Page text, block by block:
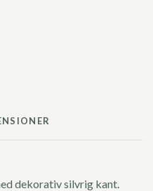
dekorativ silvrig kant.